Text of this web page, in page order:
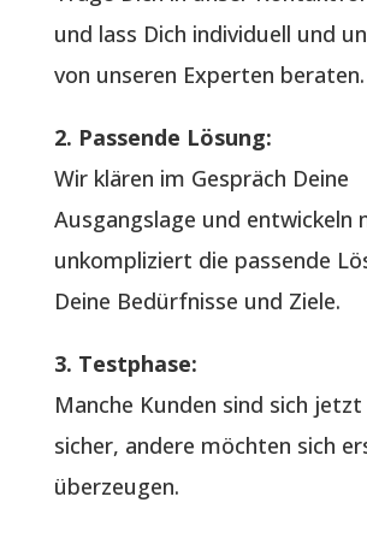
und lass Dich individuell und
von unseren Experten beraten.
2. Passende Lösung:
Wir klären im Gespräch Deine
Ausgangslage und entwickeln
unkompliziert die passende
Deine Bedürfnisse und Ziele.
3. Testphase:
Manche Kunden sind sich jetzt
sicher, andere möchten sich
überzeugen.